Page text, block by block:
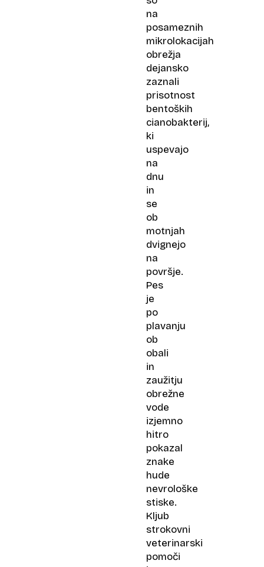
na
posameznih
mikrolokacijah
obrežja
dejansko
zaznali
prisotnost
bentoških
cianobakterij,
ki
uspevajo
na
dnu
in
se
ob
motnjah
dvignejo
na
površje.
Pes
je
po
plavanju
ob
obali
in
zaužitju
obrežne
vode
izjemno
hitro
pokazal
znake
hude
nevrološke
stiske.
Kljub
strokovni
veterinarski
pomoči